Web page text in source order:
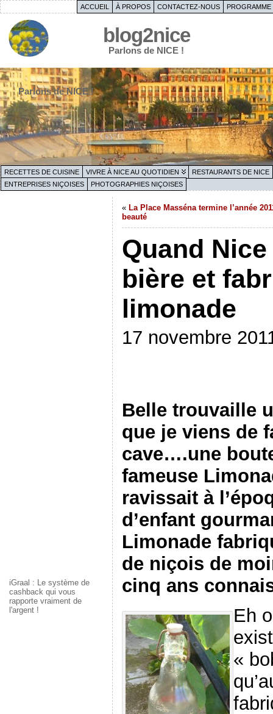
ACCUEIL À PROPOS CONTACTEZ-NOUS PROGRAMME
blog2nice
Parlons de NICE !
Parlons de NICE !
RECETTES DE CUISINE VIVRE À NICE AU QUOTIDIEN
RESTAURANTS DE NICE
ENTREPRISES NIÇOISES
PHOTOGRAPHIES NIÇOISES
iGraal : Le système de
cashback qui vous
rapporte vraiment de
l'argent !
« La Place Masséna termine l’année
beauté
Quand
bière et
limonade
17 novembre
Belle trouvaille
que je viens de
cave….une
fameuse
ravissait à
d’enfant
Limonade
de niçois de
cinq ans
Eh
«